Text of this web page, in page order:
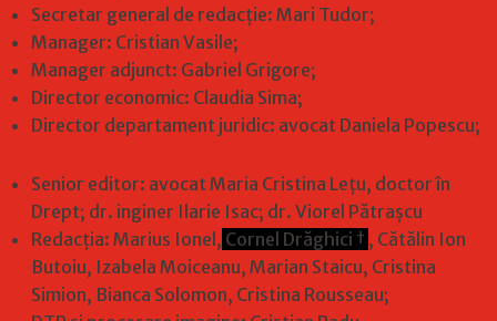
Secretar general de redacție: Mari Tudor;
Manager: Cristian Vasile;
Manager adjunct: Gabriel Grigore;
Director economic: Claudia Sima;
Director departament juridic: avocat Daniela Popescu;
Senior editor: avocat Maria Cristina Leţu, doctor în
Drept; dr. inginer Ilarie Isac; dr. Viorel Pătrașcu
Redacţia: Marius Ionel, Cornel Drăghici † , Cătălin Ion
Butoiu, Izabela Moiceanu, Marian Staicu, Cristina
Simion, Bianca Solomon, Cristina Rousseau;